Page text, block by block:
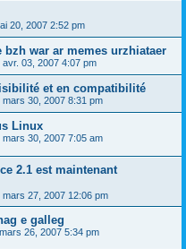
20, 2007 2:52 pm
war ar memes urzhiataer
avr. 03, 2007 4:07 pm
et en compatibilité
mars 30, 2007 8:31 pm
Linux
mars 30, 2007 7:05 am
2.1 est maintenant
mars 27, 2007 12:06 pm
e galleg
26, 2007 5:34 pm